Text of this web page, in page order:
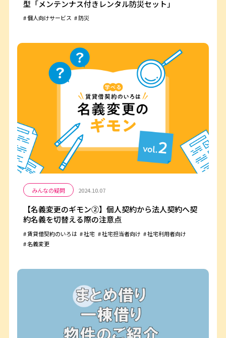
型「メンテンナス付きレンタル防災セット」
個人向けサービス 防災
みんなの疑問 2024.10.07
【名義変更のギモン②】個人契約から法人契約へ契
約名義を切替える際の注意点
賃貸借契約のいろは 社宅 社宅担当者向け
社宅利用者向け
名義変更